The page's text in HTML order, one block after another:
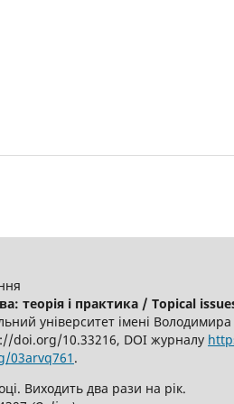
теорія і практика / Topical
університет імені
doi.org/10.33216, DOI журналу
03arvq761 .
Виходить два рази на рік.